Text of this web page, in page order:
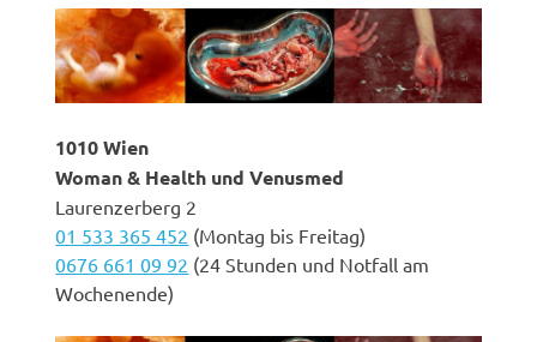
1010 Wien
Woman & Health und Venusmed
Laurenzerberg 2
01 533 365 452 (Montag bis Freitag)
0676 661 09 92 (24 Stunden und Notfall am
Wochenende)